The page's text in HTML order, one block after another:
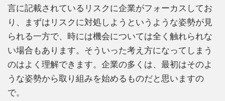
言に記載されているリスクに企業がフォーカスしてお
り、まずはリスクに対処しようというような姿勢が見
られる一方で、時には機会については全く触れられな
い場合もあります。そういった考え方になってしまう
のはよく理解できます。企業の多くは、最初はそのよ
うな姿勢から取り組みを始めるものだと思いますの
で。